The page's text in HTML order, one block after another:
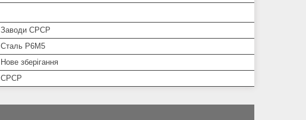
Заводи СРСР
Сталь Р6М5
Нове зберігання
СРСР